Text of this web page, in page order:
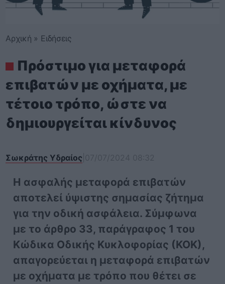
Αρχική » Ειδήσεις
Πρόστιμο για μεταφορά
επιβατών με οχήματα, με
τέτοιο τρόπο, ώστε να
δημιουργείται κίνδυνος
Σωκράτης Υδραίος
Η ασφαλής μεταφορά επιβατών
αποτελεί ύψιστης σημασίας ζήτημα
για την οδική ασφάλεια. Σύμφωνα
με το άρθρο 33, παράγραφος 1 του
Κώδικα Οδικής Κυκλοφορίας (ΚΟΚ),
απαγορεύεται η μεταφορά επιβατών
με οχήματα με τρόπο που θέτει σε